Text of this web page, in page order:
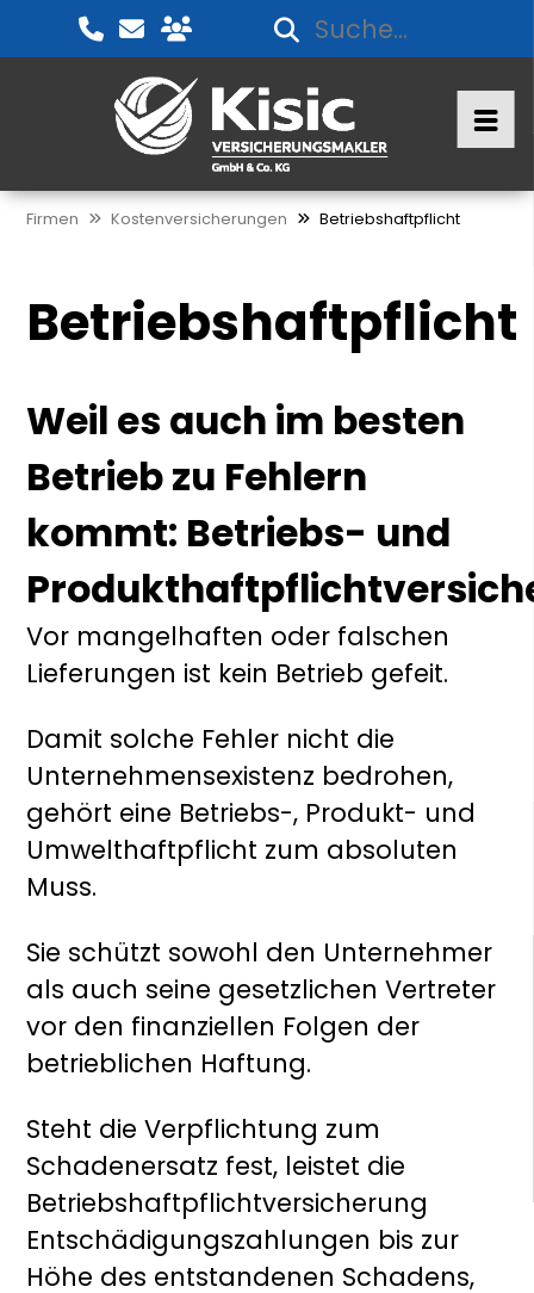
Firmen Kostenversicherungen Betriebshaftpflicht
Betriebshaftpflicht
Weil es auch im besten
Betrieb zu Fehlern
kommt: Betriebs- und
Vor mangelhaften oder falschen
Lieferungen ist kein Betrieb gefeit.
Damit solche Fehler nicht die
Unternehmensexistenz bedrohen,
gehört eine Betriebs-, Produkt- und
Umwelthaftpflicht zum absoluten
Muss.
Sie schützt sowohl den Unternehmer
als auch seine gesetzlichen Vertreter
vor den finanziellen Folgen der
betrieblichen Haftung.
Steht die Verpflichtung zum
Schadenersatz fest, leistet die
Betriebshaftpflichtversicherung
Entschädigungszahlungen bis zur
Höhe des entstandenen Schadens,